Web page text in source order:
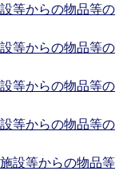
等からの物品等の
等からの物品等の
等からの物品等の
等からの物品等の
設等からの物品等